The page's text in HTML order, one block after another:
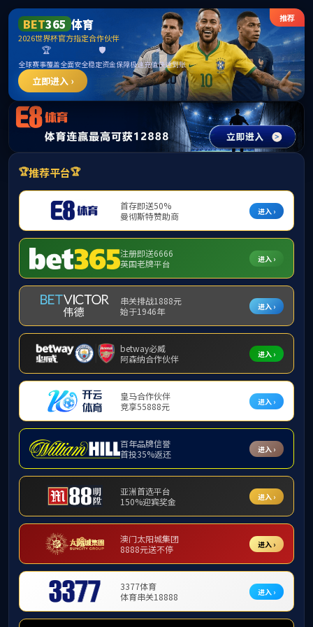
beats365(有限公司)-唯一官方网站
提示：访问地址无效，activity/p/332397找不到对应的栏目！
首页 关闭此页